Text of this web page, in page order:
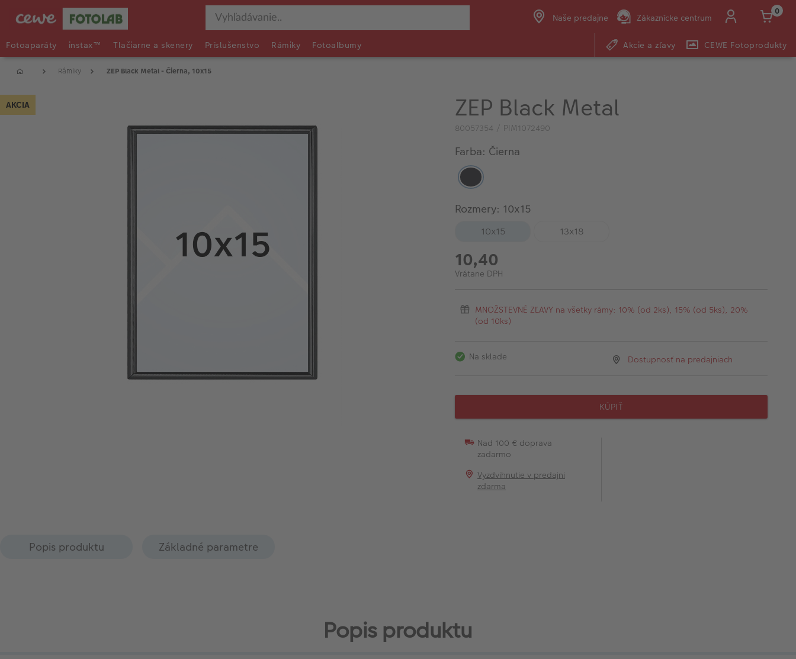
Naše predajne Zákaznícke centrum
0
Fotoaparáty instax™ Tlačiarne a skenery Príslušenstvo Rámiky Fotoalbumy Akcie a zľavy CEWE Fotoprodukty
Rámiky ZEP Black Metal - Čierna, 10x15
AKCIA ZEP Black Metal
80057354 / PIM1072490
Farba: Čierna
Rozmery: 10x15
10x15 13x18
10,40
Vrátane DPH
MNOŽSTEVNÉ ZĽAVY na všetky rámy: 10% (od 2ks), 15% (od 5ks), 20%
(od 10ks)
Na sklade Dostupnosť na predajniach
KÚPIŤ
Nad 100 € doprava
zadarmo
Vyzdvihnutie v predajni
zdarma
Popis produktu Základné parametre
Popis produktu